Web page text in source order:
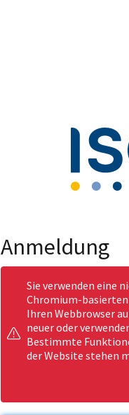
Anmeldung
Sie verwenden eine
Chromium-
Ihren Webbrowser
neuer oder
Bestimmte
der Website stehen